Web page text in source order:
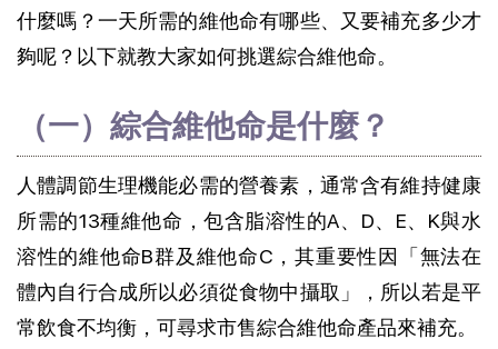
什麼嗎？一天所需的維他命有哪些、又要補充多少才
夠呢？以下就教大家如何挑選綜合維他命。
（一）綜合維他命是什麼？
人體調節生理機能必需的營養素，通常含有維持健康
所需的13種維他命，包含脂溶性的A、D、E、K與水
溶性的維他命B群及維他命C，其重要性因「無法在
體內自行合成所以必須從食物中攝取」，所以若是平
常飲食不均衡，可尋求市售綜合維他命產品來補充。